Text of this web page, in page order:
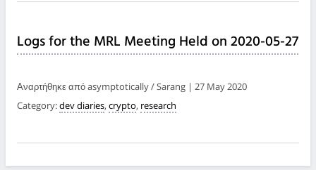
Logs for the MRL Meeting Held on 2020-05-27
Αναρτήθηκε από asymptotically / Sarang | 27 May 2020
Category:dev diaries, crypto, research